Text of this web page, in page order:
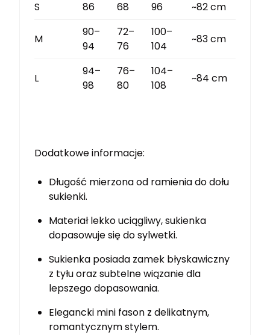
S 86 68 96 ~82 cm
M
90–
94
72–
76
100–
104
~83 cm
L
94–
98
76–
80
104–
108
~84 cm
Dodatkowe informacje:
Długość mierzona od ramienia do dołu
sukienki.
Materiał lekko uciągliwy, sukienka
dopasowuje się do sylwetki.
Sukienka posiada zamek błyskawiczny
z tyłu oraz subtelne wiązanie dla
lepszego dopasowania.
Elegancki mini fason z delikatnym,
romantycznym stylem.